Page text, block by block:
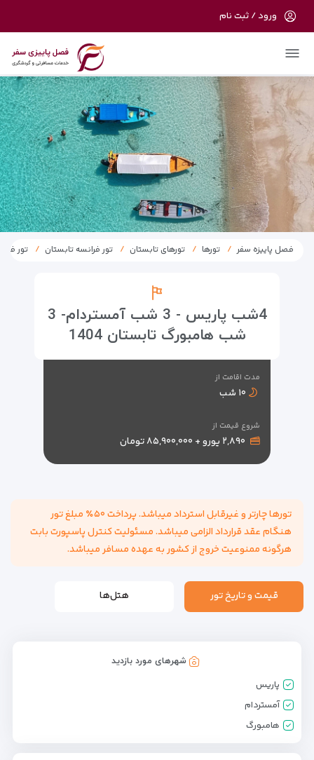
ورود / ثبت نام
در حال حاضر ارتباط با سرور قطع می باشد
لطفا دقایقی بعد مجددا تلاش کنید.
فصل پاییزه سفر تورها تورهای تابستان تور فرانسه تابستان تور
4شب پاریس - 3 شب آمستردام- 3
شب هامبورگ تابستان 1404
مدت اقامت از
۱۰ شب
شروع قیمت از
۲,۸۹۰ یورو + ۸۵,۹۰۰,۰۰۰ تومان
تورها چارتر و غیرقابل استرداد میباشد. پرداخت ۵۰٪ مبلغ تور
هنگام عقد قرارداد الزامی میباشد. مسئولیت کنترل پاسپورت بابت
هرگونه ممنوعیت خروج از کشور به عهده مسافر میباشد.
قیمت و تاریخ تور هتل‌ها
شهرهای مورد بازدید
پاریس
آمستردام
هامبورگ